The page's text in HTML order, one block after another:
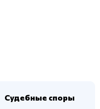
Судебные споры